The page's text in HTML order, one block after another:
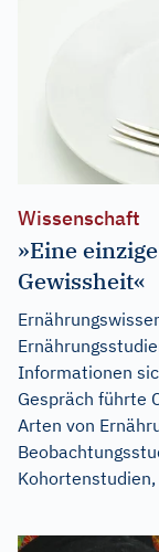
Wissenschaft
»Eine
Gewissheit«
Informationen
Gespräch führte
Arten von
Kohortenstudien,